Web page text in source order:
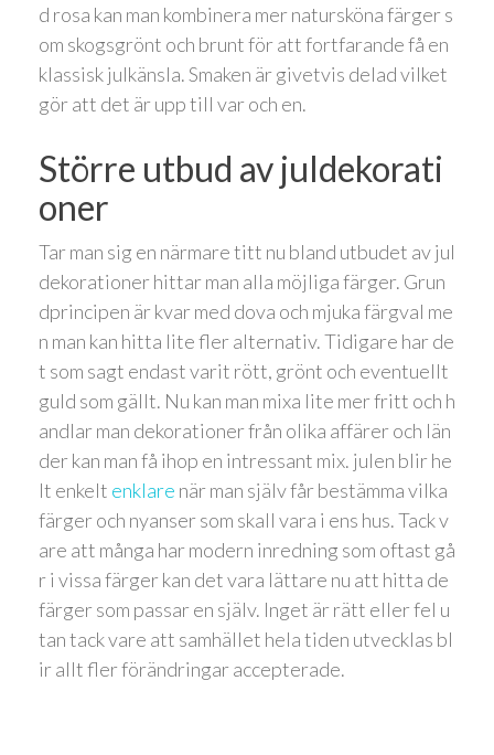
d rosa kan man kombinera mer natursköna färger s
om skogsgrönt och brunt för att fortfarande få en
klassisk julkänsla. Smaken är givetvis delad vilket
gör att det är upp till var och en.
Större utbud av juldekorati
oner
Tar man sig en närmare titt nu bland utbudet av jul
dekorationer hittar man alla möjliga färger. Grun
dprincipen är kvar med dova och mjuka färgval me
n man kan hitta lite fler alternativ. Tidigare har de
t som sagt endast varit rött, grönt och eventuellt
guld som gällt. Nu kan man mixa lite mer fritt och h
andlar man dekorationer från olika affärer och län
der kan man få ihop en intressant mix. julen blir he
lt enkelt enklare när man själv får bestämma vilka
färger och nyanser som skall vara i ens hus. Tack v
are att många har modern inredning som oftast gå
r i vissa färger kan det vara lättare nu att hitta de
färger som passar en själv. Inget är rätt eller fel u
tan tack vare att samhället hela tiden utvecklas bl
ir allt fler förändringar accepterade.